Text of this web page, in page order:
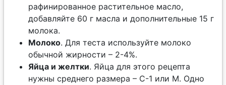
рафинированное растительное масло,
добавляйте 60 г масла и дополнительные 15 г
молока.
Молоко. Для теста используйте молоко
обычной жирности – 2-4%.
Яйца и желтки. Яйца для этого рецепта
нужны среднего размера – С-1 или М. Одно